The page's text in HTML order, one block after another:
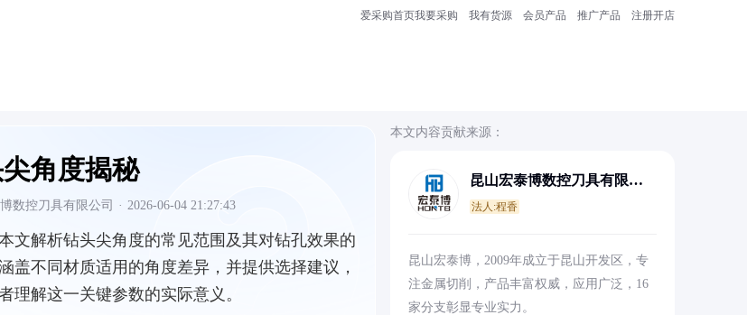
爱采购首页我要采购 我有货源 会员产品 推广产品 注册开店
角度揭秘
数控刀具有限公司 · 2026-06-04 21:27:43
文解析钻头尖角度的常见范围及其对钻孔效果的
盖不同材质适用的角度差异，并提供选择建议，
理解这一关键参数的实际意义。
本文内容贡献来源：
昆山宏泰博数控刀具有限公
法人:程香
昆山宏泰博，2009年成立于昆山开发区，专
注金属切削，产品丰富权威，应用广泛，16
家分支彰显专业实力。